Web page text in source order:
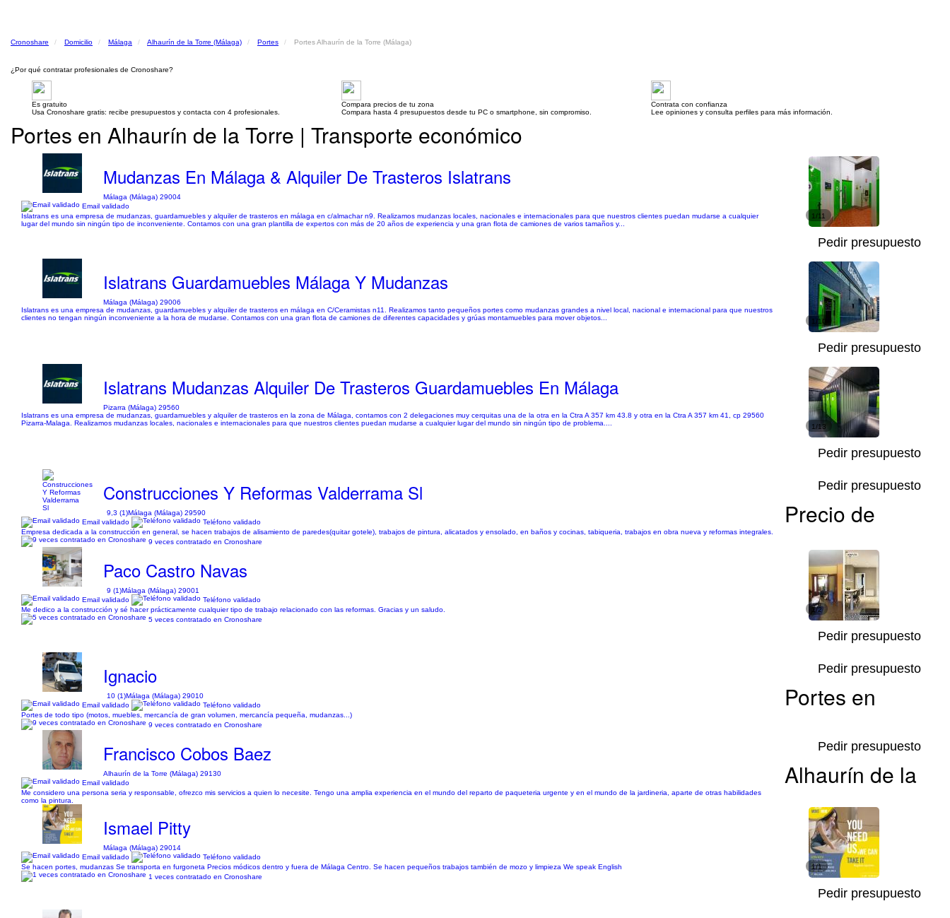
Cronoshare Domicilio Málaga Alhaurín de la Torre (Málaga) Portes Portes Alhaurín de la Torre (Málaga)
¿Por qué contratar profesionales de Cronoshare?
Es gratuito
Usa Cronoshare gratis: recibe presupuestos y contacta con 4 profesionales.
Compara precios de tu zona
Compara hasta 4 presupuestos desde tu PC o smartphone, sin compromiso.
Contrata con confianza
Lee opiniones y consulta perfiles para más información.
Portes en Alhaurín de la Torre | Transporte económico
Mudanzas En Málaga & Alquiler De Trasteros Islatrans
Málaga (Málaga) 29004
Email validado
Islatrans es una empresa de mudanzas, guardamuebles y alquiler de trasteros en málaga en c/almachar n9. Realizamos mudanzas locales, nacionales e internacionales para que nuestros clientes puedan mudarse a cualquier
lugar del mundo sin ningún tipo de inconveniente. Contamos con una gran plantilla de expertos con más de 20 años de experiencia y una gran flota de camiones de varios tamaños y...
1/11
Pedir presupuesto
Islatrans Guardamuebles Málaga Y Mudanzas
Málaga (Málaga) 29006
Islatrans es una empresa de mudanzas, guardamuebles y alquiler de trasteros en málaga en C/Ceramistas n11. Realizamos tanto pequeños portes como mudanzas grandes a nivel local, nacional e internacional para que nuestros
clientes no tengan ningún inconveniente a la hora de mudarse. Contamos con una gran flota de camiones de diferentes capacidades y grúas montamuebles para mover objetos...
1/10
Pedir presupuesto
Islatrans Mudanzas Alquiler De Trasteros Guardamuebles En Málaga
Pizarra (Málaga) 29560
Islatrans es una empresa de mudanzas, guardamuebles y alquiler de trasteros en la zona de Málaga, contamos con 2 delegaciones muy cerquitas una de la otra en la Ctra A 357 km 43.8 y otra en la Ctra A 357 km 41, cp 29560
Pizarra-Malaga. Realizamos mudanzas locales, nacionales e internacionales para que nuestros clientes puedan mudarse a cualquier lugar del mundo sin ningún tipo de problema....
1/13
Pedir presupuesto
Construcciones Y Reformas Valderrama Sl
9,3 (1)Málaga (Málaga) 29590
Email validado
Teléfono validado
Empresa dedicada a la construcción en general, se hacen trabajos de alisamiento de paredes(quitar gotele), trabajos de pintura, alicatados y ensolado, en baños y cocinas, tabiqueria, trabajos en obra nueva y reformas integrales.
9 veces contratado en Cronoshare
Pedir presupuesto
Paco Castro Navas
9 (1)Málaga (Málaga) 29001
Email validado
Teléfono validado
Me dedico a la construcción y sé hacer prácticamente cualquier tipo de trabajo relacionado con las reformas. Gracias y un saludo.
5 veces contratado en Cronoshare
1/2
Pedir presupuesto
Ignacio
10 (1)Málaga (Málaga) 29010
Email validado
Teléfono validado
Portes de todo tipo (motos, muebles, mercancía de gran volumen, mercancía pequeña, mudanzas...)
9 veces contratado en Cronoshare
Pedir presupuesto
Francisco Cobos Baez
Alhaurín de la Torre (Málaga) 29130
Email validado
Me considero una persona seria y responsable, ofrezco mis servicios a quien lo necesite. Tengo una amplia experiencia en el mundo del reparto de paqueteria urgente y en el mundo de la jardineria, aparte de otras habilidades
como la pintura.
Pedir presupuesto
Ismael Pitty
Málaga (Málaga) 29014
Email validado
Teléfono validado
Se hacen portes, mudanzas Se transporta en furgoneta Precios módicos dentro y fuera de Málaga Centro. Se hacen pequeños trabajos también de mozo y limpieza We speak English
1 veces contratado en Cronoshare
1/1
Pedir presupuesto
Precio de
Portes en
Alhaurín de la